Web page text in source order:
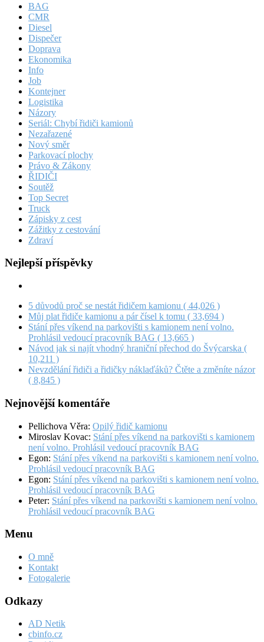
BAG
CMR
Diesel
Dispečer
Doprava
Ekonomika
Info
Job
Kontejner
Logistika
Názory
Seriál: Chybí řidiči kamionů
Nezařazené
Nový směr
Parkovací plochy
Právo & Zákony
ŘIDIČI
Soutěž
Top Secret
Truck
Zápisky z cest
Zážitky z cestování
Zdraví
Nejlepší příspěvky
5 důvodů proč se nestát řidičem kamionu ( 44,026 )
Můj plat řidiče kamionu a pár čísel k tomu ( 33,694 )
Stání přes víkend na parkovišti s kamionem není volno.
Prohlásil vedoucí pracovník BAG ( 13,665 )
Návod jak si najít vhodný hraniční přechod do Švýcarska (
10,211 )
Nevzdělání řidiči a řidičky náklaďáků? Čtěte a změníte názor
( 8,845 )
Nejnovější komentáře
Pellichova Věra: Opilý řidič kamionu
Miroslav Kovac: Stání přes víkend na parkovišti s kamionem
není volno. Prohlásil vedoucí pracovník BAG
Egon: Stání přes víkend na parkovišti s kamionem není volno.
Prohlásil vedoucí pracovník BAG
Egon: Stání přes víkend na parkovišti s kamionem není volno.
Prohlásil vedoucí pracovník BAG
Peter: Stání přes víkend na parkovišti s kamionem není volno.
Prohlásil vedoucí pracovník BAG
Menu
O mně
Kontakt
Fotogalerie
Odkazy
AD Netik
cbinfo.cz